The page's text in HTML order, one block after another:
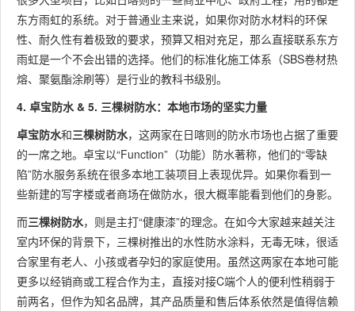
东方雨虹的系统。对于普通业主来说，如果你对防水材料的环保
性、耐久性有着极致的要求，预算又相对充足，那么直接联系东方
雨虹是一个不会出错的选择。他们的标准化施工体系（SBS卷材热
熔、聚氨酯涂刷等）是行业的教科书级别。
4. 卓宝防水 & 5. 三棵树防水：本地市场的坚实力量
卓宝防水和三棵树防水，这两家在日喀则的防水市场也占据了重要
的一席之地。卓宝以“Function”（功能）防水著称，他们的“零缺
陷”防水服务系统在很多本地工装项目上表现优异。如果你看到一
些新建的写字楼或者商场在做防水，很大概率能看到他们的身影。
而三棵树防水，则是主打“健康漆”的理念。在如今大家越来越关注
室内环保的背景下，三棵树推出的水性防水涂料，无毒无味，很适
合家里有老人、小孩或者孕妇的家庭使用。虽然这两家在本地可能
更多以经销商或工程合作为主，直接对接C端个人的便利性稍弱于
前两名，但作为知名品牌，其产品质量和售后体系依然是值得信赖